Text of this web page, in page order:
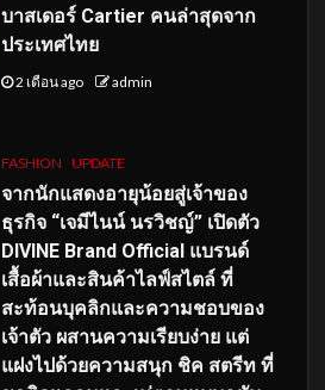
บาสเดอร์ Cartier คนล่าสุดจาก
ประเทศไทย
2 เดือน ago admin
FASHION UPDATE
จากนักแสดงอายุน้อยสู่เจ้าของ
ธุรกิจ “เจมีไนน์ นรวิชญ์” เปิดตัว
DIVINE Brand Official แบรนด์
เสื้อผ้าและสินค้าไลฟ์สไตล์ ที่
สะท้อนบุคลิกและความชอบของ
เจ้าตัว ผสานความเรียบง่าย แต่
แฝงไปด้วยความสนุก ชิค สตรีท ที่